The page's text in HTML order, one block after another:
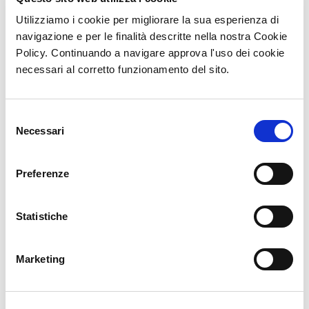
Utilizziamo i cookie per migliorare la sua esperienza di
navigazione e per le finalità descritte nella nostra Cookie
Policy. Continuando a navigare approva l'uso dei cookie
necessari al corretto funzionamento del sito.
delNecessari
Preferenze
Statistiche
Marketing
Moon